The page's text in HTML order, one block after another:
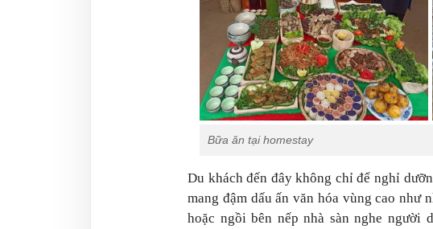
Bữa ăn tại homestay
Du khách đến đây không chỉ để nghỉ
mang đậm dấu ấn văn hóa vùng cao như
hoặc ngồi bên nếp nhà sàn nghe người